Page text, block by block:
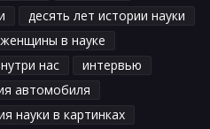
десять лет истории науки
женщины в науке
нас
интервью
автомобиля
науки в картинках